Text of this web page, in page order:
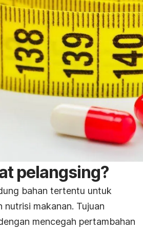
pelangsing?
bahan tertentu untuk
nutrisi makanan. Tujuan
mencegah pertambahan